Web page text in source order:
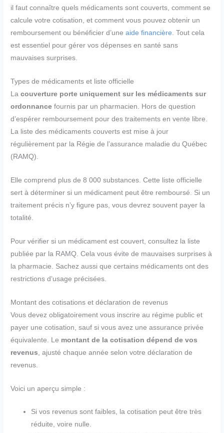
il faut connaître quels médicaments sont couverts, comment se
calcule votre cotisation, et comment vous pouvez obtenir un
remboursement ou bénéficier d’uneaide financière. Tout cela
est essentiel pour gérer vos dépenses en santé sans
mauvaises surprises.
Types de médicaments et liste officielle
Lacouverture porte uniquement sur les médicaments sur
ordonnance fournis par un pharmacien. Hors de question
d’espérer remboursement pour des traitements en vente libre.
La liste des médicaments couverts est mise à jour
régulièrement par la Régie de l’assurance maladie du Québec
(RAMQ).
Elle comprend plus de 8 000 substances. Cette liste officielle
sert à déterminer si un médicament peut être remboursé. Si un
traitement précis n’y figure pas, vous devrez souvent payer la
totalité.
Pour vérifier si un médicament est couvert, consultez la liste
publiée par la RAMQ. Cela vous évite de mauvaises surprises à
la pharmacie. Sachez aussi que certains médicaments ont des
restrictions d’usage précisées.
Montant des cotisations et déclaration de revenus
Vous devez obligatoirement vous inscrire au régime public et
payer une cotisation, sauf si vous avez une assurance privée
équivalente. Le montant de la cotisation dépend de vos
revenus , ajusté chaque année selon votre déclaration de
revenus.
Voici un aperçu simple :
Si vos revenus sont faibles, la cotisation peut être très
réduite, voire nulle.